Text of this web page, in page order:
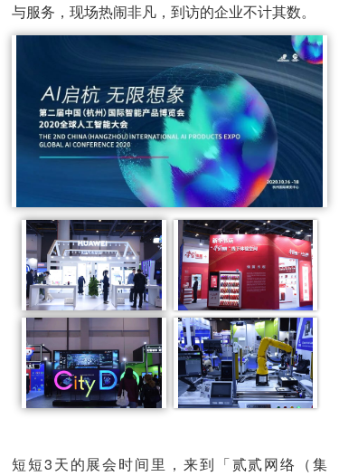
与服务，现场热闹非凡，到访的企业不计其数。
短短3天的展会时间里，来到「贰贰网络（集